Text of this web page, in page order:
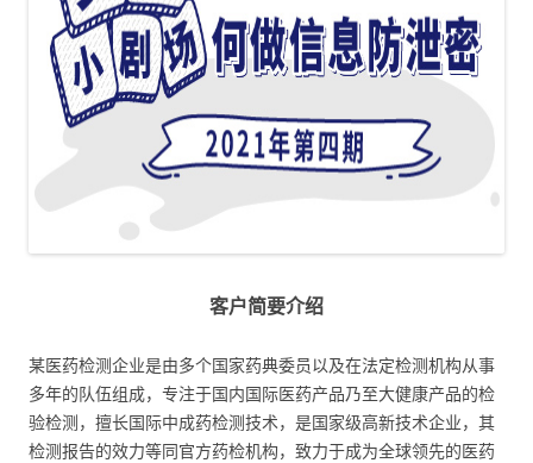
客户简要介绍
某医药检测企业是由多个国家药典委员以及在法定检测机构从事
多年的队伍组成，专注于国内国际医药产品乃至大健康产品的检
验检测，擅长国际中成药检测技术，是国家级高新技术企业，其
检测报告的效力等同官方药检机构，致力于成为全球领先的医药